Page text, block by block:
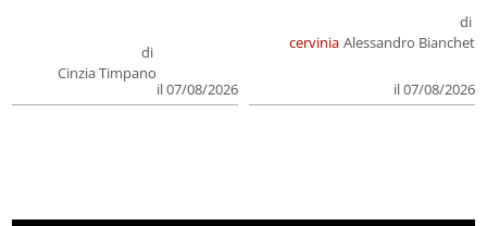
di
Cinzia Timpano
il 07/08/2026
cervinia
di
Alessandro Bianchet
il 07/08/2026